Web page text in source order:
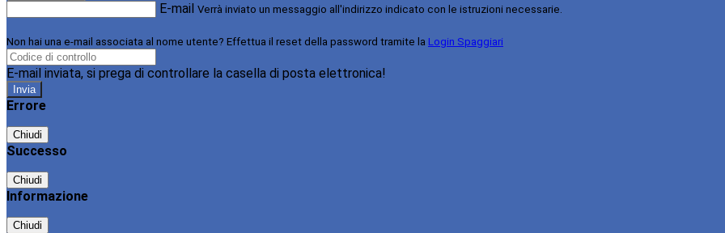
E-mail Verrà inviato un messaggio all'indirizzo indicato con le istruzioni necessarie.
Non hai una e-mail associata al nome utente? Effettua il reset della password tramite la Login Spaggiari
E-mail inviata, si prega di controllare la casella di posta elettronica!
Errore
Chiudi
Successo
Chiudi
Informazione
Chiudi